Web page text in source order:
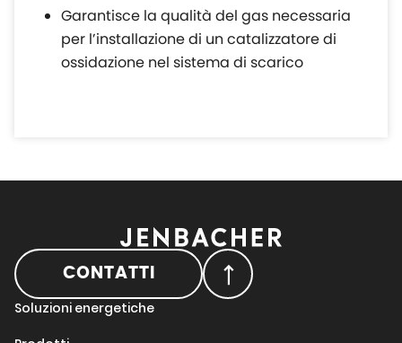
Garantisce la qualità del gas necessaria
per l’installazione di un catalizzatore di
ossidazione nel sistema di scarico
CONTATTI
Soluzioni energetiche